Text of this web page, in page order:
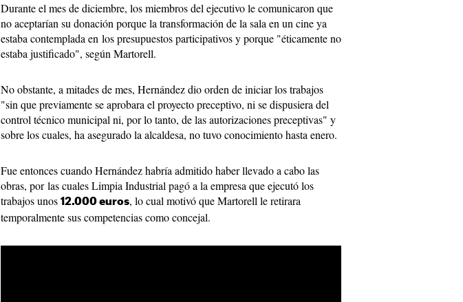
Durante el mes de diciembre, los miembros del ejecutivo le comunicaron que
no aceptarían su donación porque la transformación de la sala en un cine ya
estaba contemplada en los presupuestos participativos y porque "éticamente no
estaba justificado", según Martorell.
No obstante, a mitades de mes, Hernández dio orden de iniciar los trabajos
"sin que previamente se aprobara el proyecto preceptivo, ni se dispusiera del
control técnico municipal ni, por lo tanto, de las autorizaciones preceptivas" y
sobre los cuales, ha asegurado la alcaldesa, no tuvo conocimiento hasta enero.
Fue entonces cuando Hernández habría admitido haber llevado a cabo las
obras, por las cuales Limpia Industrial pagó a la empresa que ejecutó los
trabajos unos 12.000 euros, lo cual motivó que Martorell le retirara
temporalmente sus competencias como concejal.